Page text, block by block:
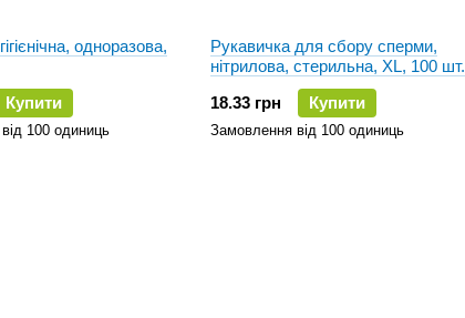
одноразова,
Купити
100 одиниць
Рукавичка для сбору сперми,
нітрилова, стерильна, ХL, 100 шт.
18.33 грн
Купити
Замовлення від 100 одиниць